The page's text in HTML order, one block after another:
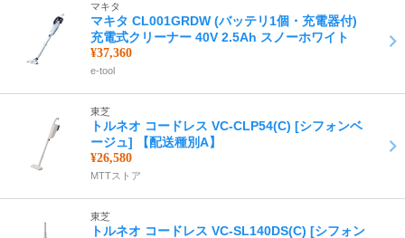
マキタ
マキタ CL001GRDW (バッテリ1個・充電器付)
充電式クリーナー 40V 2.5Ah スノーホワイト
¥37,360
e-tool
東芝
トルネオ コードレス VC-CLP54(C) [シフォンベ
ージュ] 【配送種別A】
¥26,580
MTTストア
東芝
トルネオ コードレス VC-SL140DS(C) [シフォン